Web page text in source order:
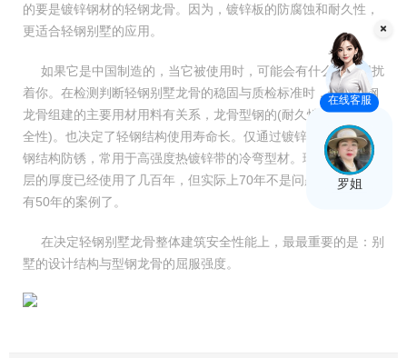
的要是镀锌钢材的轻钢龙骨。因为，镀锌板的防腐蚀和耐久性，
更适合轻钢别墅的应用。
如果它是中国制造的，当它被使用时，可能会有什么东西困扰
着你。在检测判断轻钢别墅龙骨的稳固与质检标准时，也与轻钢
龙骨组建的主要用材用料有关系，龙骨型钢的(耐久性)、抗震(安
全性)。也决定了轻钢结构使用寿命长。仅通过镀锌、铝、瓷等轻
钢结构防锈，常用于高强度热镀锌带的冷弯型材。理论上，镀锌
层的厚度已经使用了几百年，但实际上70年不是问题。国外已经
有50年的案例了。
在决定轻钢别墅龙骨整体建筑安全性能上，最最重要的是：别
墅的设计结构与型钢龙骨的屈服强度。
在线客服
罗姐